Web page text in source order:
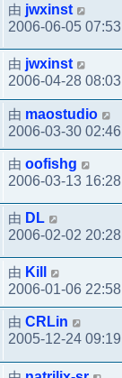
由 jwxinst
2006-06-05 07:53
由 jwxinst
2006-04-28 08:03
由 maostudio
2006-03-30 02:46
由 oofishg
2006-03-13 16:28
由 DL
2006-02-02 20:28
由 Kill
2006-01-06 22:58
由 CRLin
2005-12-24 09:19